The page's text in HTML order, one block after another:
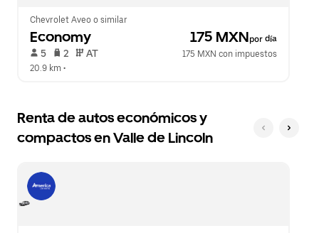
Chevrolet Aveo o similar
Economy 175 MXNpor día
5 2 AT
175 MXN con impuestos
20.9 km •
Renta de autos económicos y
compactos en Valle de Lincoln